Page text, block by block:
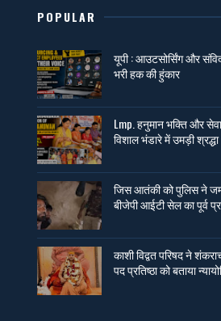
POPULAR
यूपी : आउटसोर्सिंग और
भरी हक की हुंकार
Lmp. हनुमान भक्ति और
विशाल भंडारे में उमड़ी श्रद्धा
जिस आतंकी को पुलिस ने
बीजेपी आईटी सेल का पूर्व
काशी विद्वत परिषद ने
पद प्रतिष्ठा को बताया